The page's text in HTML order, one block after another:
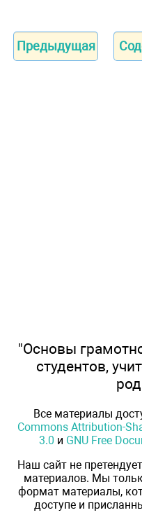
Предыдущая
"Основы
студентов,
Все материалы
Commons Attribution-
3.0 и GNU Free
Наш сайт не
материалов. Мы
формат материалы,
доступе и